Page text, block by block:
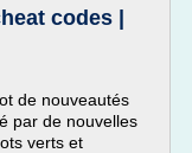
codes |
de nouveautés
par de nouvelles
verts et